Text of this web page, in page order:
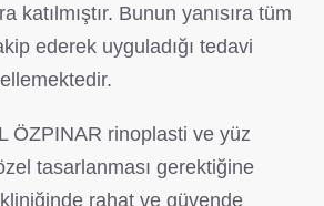
katılmıştır. Bunun yanısıra tüm
ederek uyguladığı tedavi
ÖZPINAR rinoplasti ve yüz
tasarlanması gerektiğine
kliniğinde rahat ve güvende